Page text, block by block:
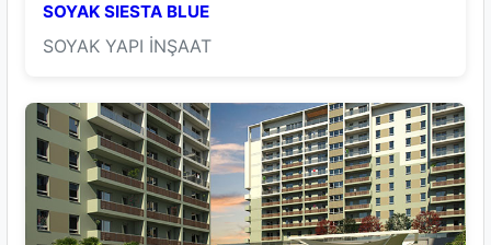
SOYAK SIESTA BLUE
SOYAK YAPI İNŞAAT